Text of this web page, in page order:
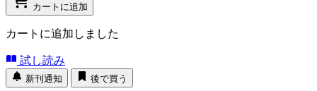
カートに追加
カートに追加しました
試し読み
新刊通知 後で買う